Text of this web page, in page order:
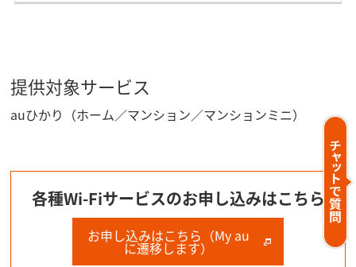
提供対象サービス
auひかり（ホーム／マンション／マンションミニ）
各種Wi-Fiサービスのお申し込みはこちら
お申し込みはこちら（My au
に遷移します）